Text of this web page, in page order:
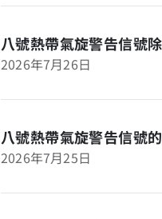
八號熱帶氣旋警告信號
2026年7月26日
八號熱帶氣旋警告信號
2026年7月25日